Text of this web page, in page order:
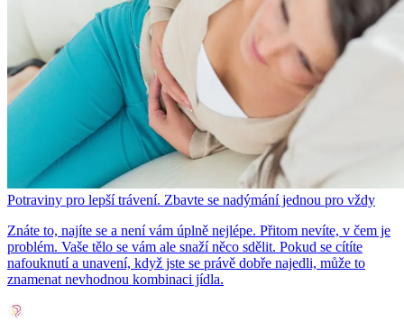
Potraviny pro lepší trávení. Zbavte se nadýmání jednou pro vždy
Znáte to, najíte se a není vám úplně nejlépe. Přitom nevíte, v čem je
problém. Vaše tělo se vám ale snaží něco sdělit. Pokud se cítíte
nafouknutí a unavení, když jste se právě dobře najedli, může to
znamenat nevhodnou kombinaci jídla.